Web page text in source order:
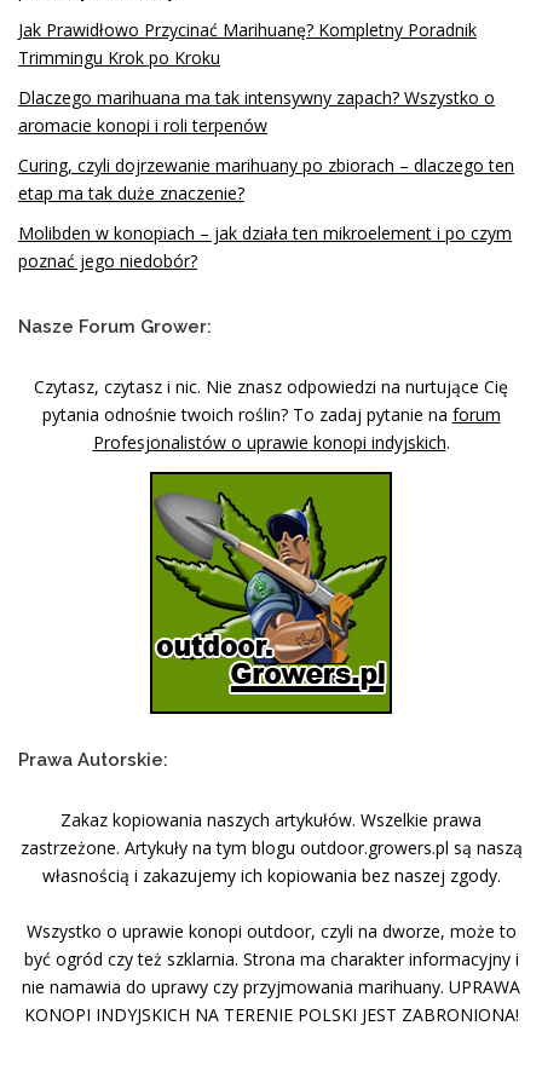
Jak Prawidłowo Przycinać Marihuanę? Kompletny Poradnik
Trimmingu Krok po Kroku
Dlaczego marihuana ma tak intensywny zapach? Wszystko o
aromacie konopi i roli terpenów
Curing, czyli dojrzewanie marihuany po zbiorach – dlaczego ten
etap ma tak duże znaczenie?
Molibden w konopiach – jak działa ten mikroelement i po czym
poznać jego niedobór?
Nasze Forum Grower:
Czytasz, czytasz i nic. Nie znasz odpowiedzi na nurtujące Cię
pytania odnośnie twoich roślin? To zadaj pytanie na forum
Profesjonalistów o uprawie konopi indyjskich.
Prawa Autorskie:
Zakaz kopiowania naszych artykułów. Wszelkie prawa
zastrzeżone. Artykuły na tym blogu outdoor.growers.pl są naszą
własnością i zakazujemy ich kopiowania bez naszej zgody.
Wszystko o uprawie konopi outdoor, czyli na dworze, może to
być ogród czy też szklarnia. Strona ma charakter informacyjny i
nie namawia do uprawy czy przyjmowania marihuany. UPRAWA
KONOPI INDYJSKICH NA TERENIE POLSKI JEST ZABRONIONA!